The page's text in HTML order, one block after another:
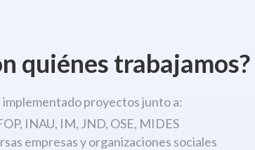
quiénes trabajamos?
implementado proyectos junto a:
INAU, IM, JND, OSE, MIDES
empresas y organizaciones sociales